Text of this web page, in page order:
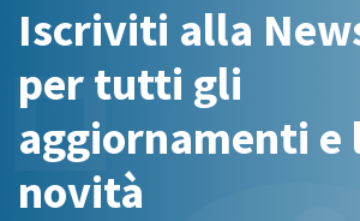
Iscriviti alla
per tutti gli
aggiornamenti e
novità